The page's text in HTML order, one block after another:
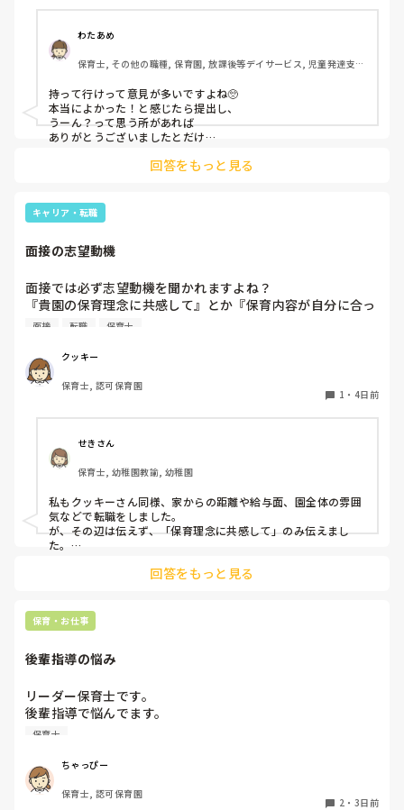
でしょうか？
わたあめ
保育士, その他の職種, 保育園, 放課後等デイサービス, 児童発達支援
持って行けって意見が多いですよね🥺
本当によかった！と感じたら提出し、
うーん？って思う所があれば
ありがとうございましたとだけ
回答をもっと見る
キャリア・転職
面接の志望動機
面接では必ず志望動機を聞かれますよね？
『貴園の保育理念に共感して』とか『保育内容が自分に合っ
てると思いました』等々が多いかと思いますが、実際はどう
私自身、園の雰囲気とか園の規模、保育内容は勘案しますが
正直なところ、家から通いやすいか、給与はどうか…という
ところに重きを置いています
皆さんは、志望動機をどのように答えていますか？また、本
音はどうですか？
面接 転職 保育士
クッキー
保育士, 認可保育園
1 ・ 4日前
せきさん
保育士, 幼稚園教諭, 幼稚園
私もクッキーさん同様、家からの距離や給与面、園全体の雰囲
気などで転職をしました。
が、その辺は伝えず、「保育理念に共感して」のみ伝えまし
た。
回答をもっと見る
保育・お仕事
後輩指導の悩み
リーダー保育士です。
後輩指導で悩んでます。
初めて年長を持つ後輩がいますが
いで様子見てると直前になるまで何もアクションがなかった
り
他の職員に聞いてる様子もなくて
保育士
ちゃっぴー
保育士, 認可保育園
2 ・ 3日前